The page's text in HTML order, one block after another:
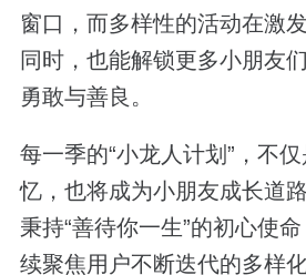
窗口，而多样性的活动在激
同时，也能解锁更多小朋友
勇敢与善良。
每一季的“小龙人计划”，不
忆，也将成为小朋友成长道
秉持“善待你一生”的初心使
续聚焦用户不断迭代的多样